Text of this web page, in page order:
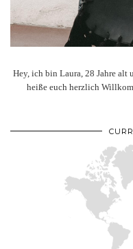
Hey, ich bin Laura, 28 Jahre alt
heiße euch herzlich